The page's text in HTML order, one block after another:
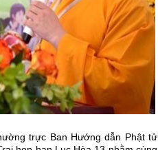
trực Ban Hướng dẫn Phật tử